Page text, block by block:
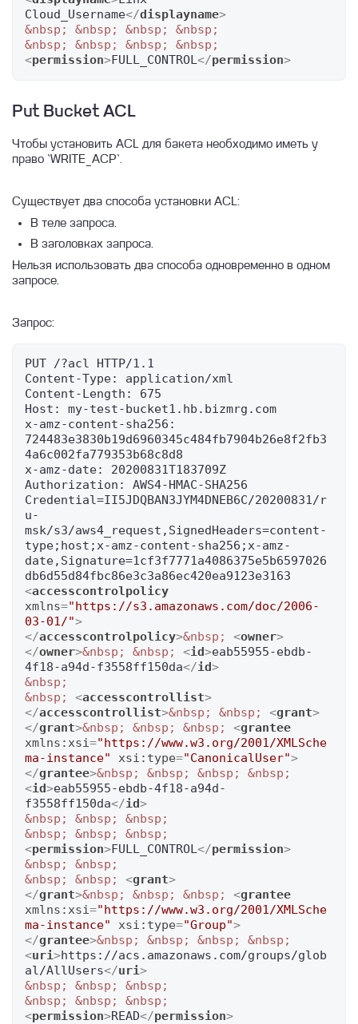
Cloud_Username</displayname>
&nbsp;
&nbsp; &nbsp;
&nbsp;
&nbsp;
&nbsp; &nbsp;
&nbsp;
<permission>FULL_CONTROL</permission>
Put Bucket ACL
Чтобы установить ACL для бакета необходимо иметь у
право `WRITE_ACP`.
Существует два способа установки ACL:
В теле запроса.
В заголовках запроса.
Нельзя использовать два способа одновременно в одном
запросе.
Запрос:
PUT /?acl HTTP/1.1
Content-Type: application/xml
Content-Length: 675
Host: my-test-bucket1.hb.bizmrg.com
x-amz-content-sha256:
724483e3830b19d6960345c484fb7904b26e8f2fb3
4a6c002fa779353b68c8d8
x-amz-date: 20200831T183709Z
Authorization: AWS4-HMAC-SHA256
Credential=II5JDQBAN3JYM4DNEB6C/20200831/r
u-
msk/s3/aws4_request,SignedHeaders=content-
type;host;x-amz-content-sha256;x-amz-
date,Signature=1cf3f7771a4086375e5b6597026
<accesscontrolpolicy
xmlns="https://s3.amazonaws.com/doc/2006-
03-01/">
</accesscontrolpolicy>&nbsp; <owner>
</owner>&nbsp; &nbsp; <id>eab55955-ebdb-
4f18-a94d-f3558ff150da</id>
&nbsp;
&nbsp;
<accesscontrollist>
</accesscontrollist>&nbsp; &nbsp; <grant>
</grant>&nbsp; &nbsp; &nbsp; <grantee
xmlns:xsi="https://www.w3.org/2001/XMLSche
ma-instance"
xsi:type="CanonicalUser">
</grantee>&nbsp; &nbsp; &nbsp;
&nbsp;
<id>eab55955-ebdb-4f18-a94d-
f3558ff150da</id>
&nbsp;
&nbsp;
&nbsp;
&nbsp;
&nbsp;
&nbsp;
<permission>FULL_CONTROL</permission>
&nbsp;
&nbsp;
&nbsp;
&nbsp; <grant>
</grant>&nbsp; &nbsp; &nbsp; <grantee
xmlns:xsi="https://www.w3.org/2001/XMLSche
ma-instance"
xsi:type="Group">
</grantee>&nbsp; &nbsp; &nbsp;
&nbsp;
<uri>https://acs.amazonaws.com/groups/glob
al/AllUsers</uri>
&nbsp;
&nbsp;
&nbsp;
&nbsp;
&nbsp;
&nbsp;
<permission>READ</permission>